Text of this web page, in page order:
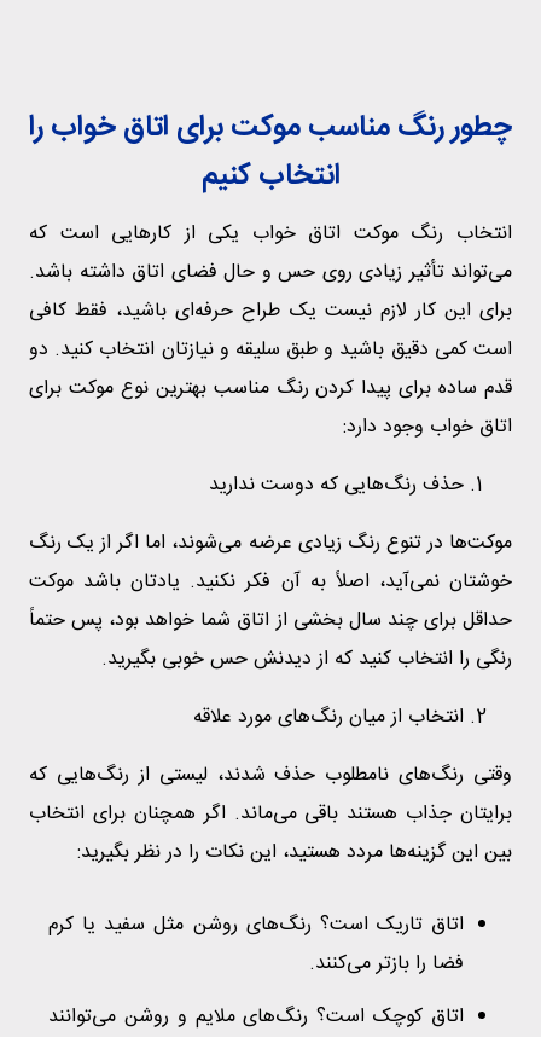
چطور رنگ مناسب موکت برای اتاق خواب را
انتخاب کنیم
انتخاب رنگ موکت اتاق خواب یکی از کارهایی است که
می‌تواند تأثیر زیادی روی حس و حال فضای اتاق داشته باشد.
برای این کار لازم نیست یک طراح حرفه‌ای باشید، فقط کافی
است کمی دقیق باشید و طبق سلیقه و نیازتان انتخاب کنید. دو
قدم ساده برای پیدا کردن رنگ مناسب بهترین نوع موکت برای
اتاق خواب وجود دارد:
حذف رنگ‌هایی که دوست ندارید
موکت‌ها در تنوع رنگ زیادی عرضه می‌شوند، اما اگر از یک رنگ
خوشتان نمی‌آید، اصلاً به آن فکر نکنید. یادتان باشد موکت
حداقل برای چند سال بخشی از اتاق شما خواهد بود، پس حتماً
رنگی را انتخاب کنید که از دیدنش حس خوبی بگیرید.
انتخاب از میان رنگ‌های مورد علاقه
وقتی رنگ‌های نامطلوب حذف شدند، لیستی از رنگ‌هایی که
برایتان جذاب هستند باقی می‌ماند. اگر همچنان برای انتخاب
بین این گزینه‌ها مردد هستید، این نکات را در نظر بگیرید:
اتاق تاریک است؟ رنگ‌های روشن مثل سفید یا کرم
فضا را بازتر می‌کنند.
اتاق کوچک است؟ رنگ‌های ملایم و روشن می‌توانند